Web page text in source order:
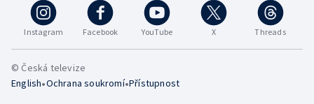
Instagram Facebook YouTube X Threads
© Česká televize
English•Ochrana soukromí•Přístupnost